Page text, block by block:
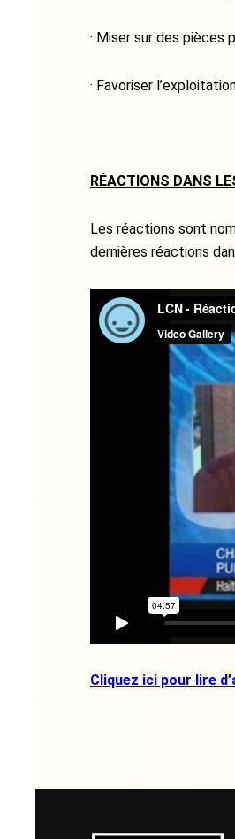
· Miser sur des
· Favoriser
RÉACTIONS DANS
Les réactions sont
dernières réactions
Cliquez ici pour lire